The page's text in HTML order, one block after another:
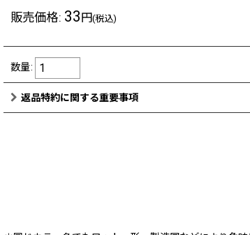
販売価格: 33円(税込)
数量:
返品特約に関する重要事項